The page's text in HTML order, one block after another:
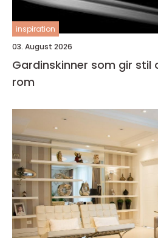
inspiration
03. August 2026
Gardinskinner som gir stil
rom